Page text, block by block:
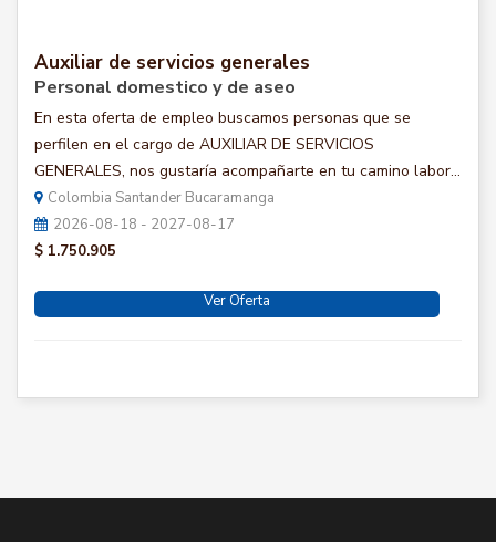
Auxiliar de servicios generales
Personal domestico y de aseo
En esta oferta de empleo buscamos personas que se
perfilen en el cargo de AUXILIAR DE SERVICIOS
GENERALES, nos gustaría acompañarte en tu camino labor...
Colombia Santander Bucaramanga
2026-08-18 - 2027-08-17
$ 1.750.905
Ver Oferta